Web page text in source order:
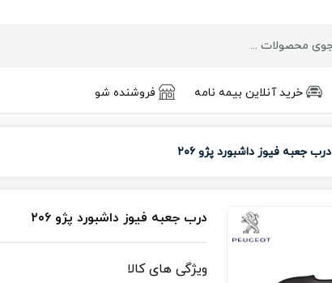
خرید آنلاین بیمه نامه فروشنده شو
درب جعبه فیوز داشبورد پژو ۲۰۶
درب جعبه فیوز داشبورد پژو ۲۰۶
ویژگی های کالا